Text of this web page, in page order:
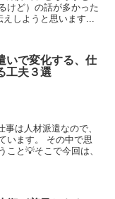
けど）の話が多かった
しようと思います...
いで変化する、仕
工夫３選
は人材派遣なので、
います。 その中で思
こと💡そこで今回は、